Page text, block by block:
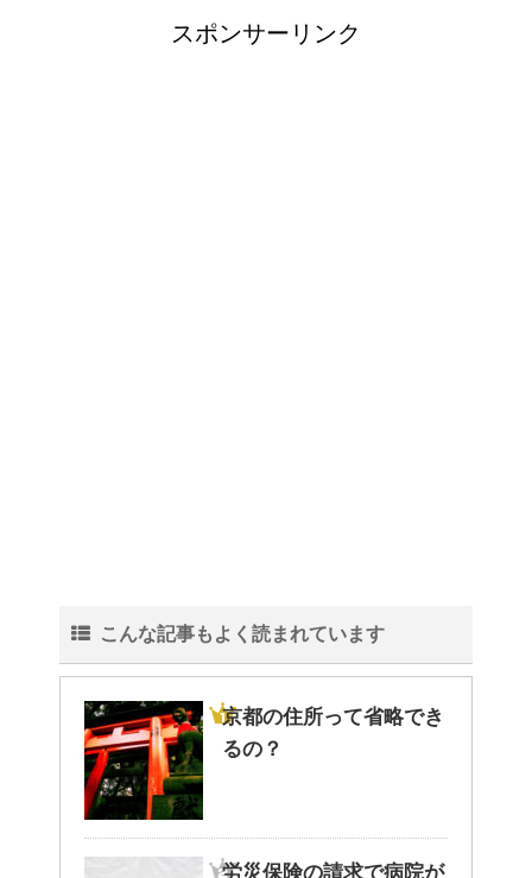
色々な作業に音楽を聴いて集中
する方法！
猫と死別。悲しくても最後の挨
拶をしましょう。
スポンサーリンク
こんな記事もよく読まれています
京都の住所って省略でき
るの？
労災保険の請求で病院が